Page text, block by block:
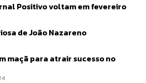
Positivo voltam em fevereiro
de João Nazareno
maçã para atrair sucesso no